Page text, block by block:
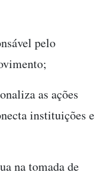
pelo
as ações
instituições e
na tomada de